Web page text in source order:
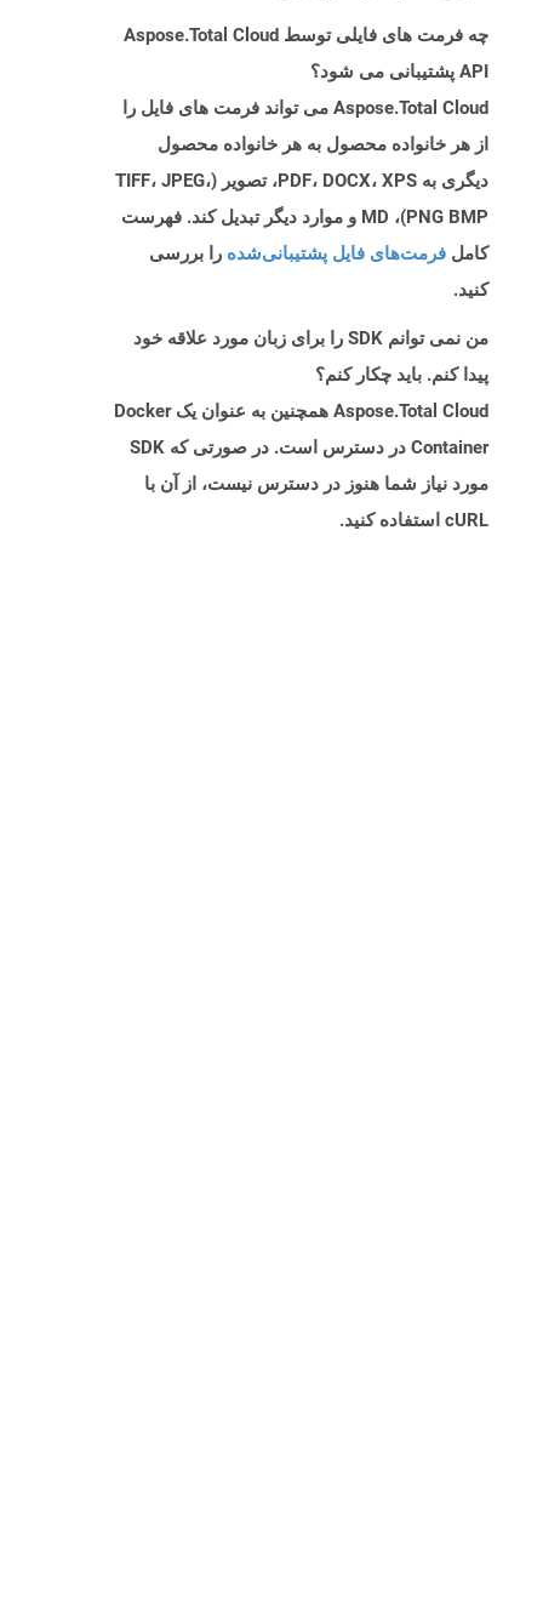
چه فرمت های فایلی توسط Aspose.Total Cloud
API پشتیبانی می شود؟
Aspose.Total Cloud می تواند فرمت های فایل را
از هر خانواده محصول به هر خانواده محصول
دیگری به PDF، DOCX، XPS، تصویر (TIFF، JPEG،
PNG BMP)، MD و موارد دیگر تبدیل کند. فهرست
کامل فرمت‌های فایل پشتیبانی‌شده را بررسی
کنید.
من نمی توانم SDK را برای زبان مورد علاقه خود
پیدا کنم. باید چکار کنم؟
Aspose.Total Cloud همچنین به عنوان یک Docker
Container در دسترس است. در صورتی که SDK
مورد نیاز شما هنوز در دسترس نیست، از آن با
cURL استفاده کنید.